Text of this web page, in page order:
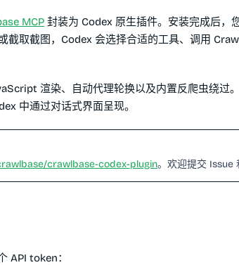
MCP 封装为 Codex 原生插件。安装完成后，
截取截图，Codex 会选择合适的工具、调用
渲染、自动代理轮换以及内置反爬虫绕过
中通过对话式界面呈现。
crawlbase-codex-plugin。欢迎提交 Issue
API token：